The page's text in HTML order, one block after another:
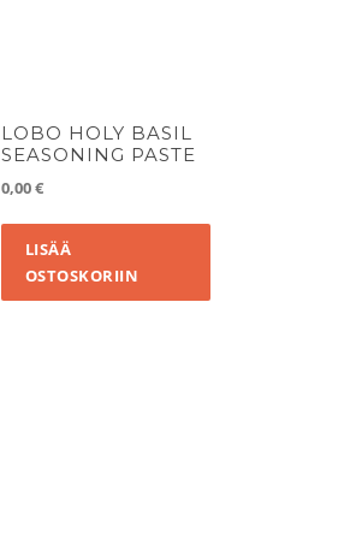
LOBO HOLY BASIL
SEASONING PASTE
0,00€
LISÄÄ
OSTOSKORIIN